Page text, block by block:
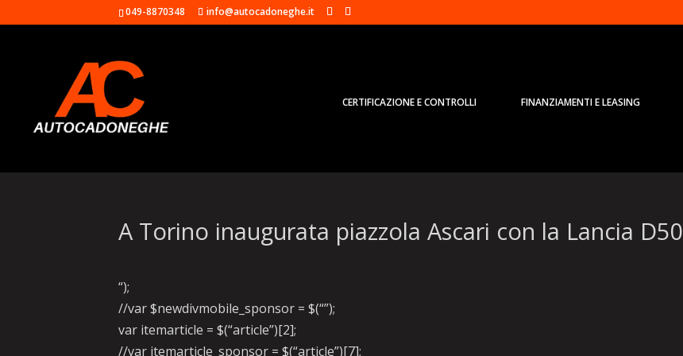
049-8870348 info@autocadoneghe.it
CERTIFICAZIONE E CONTROLLI FINANZIAMENTI E LEASING
A Torino inaugurata piazzola Ascari con la Lancia D50
“);
//var $newdivmobile_sponsor = $(“”);
var itemarticle = $(“article”)[2];
//var itemarticle_sponsor = $(“article”)[7];